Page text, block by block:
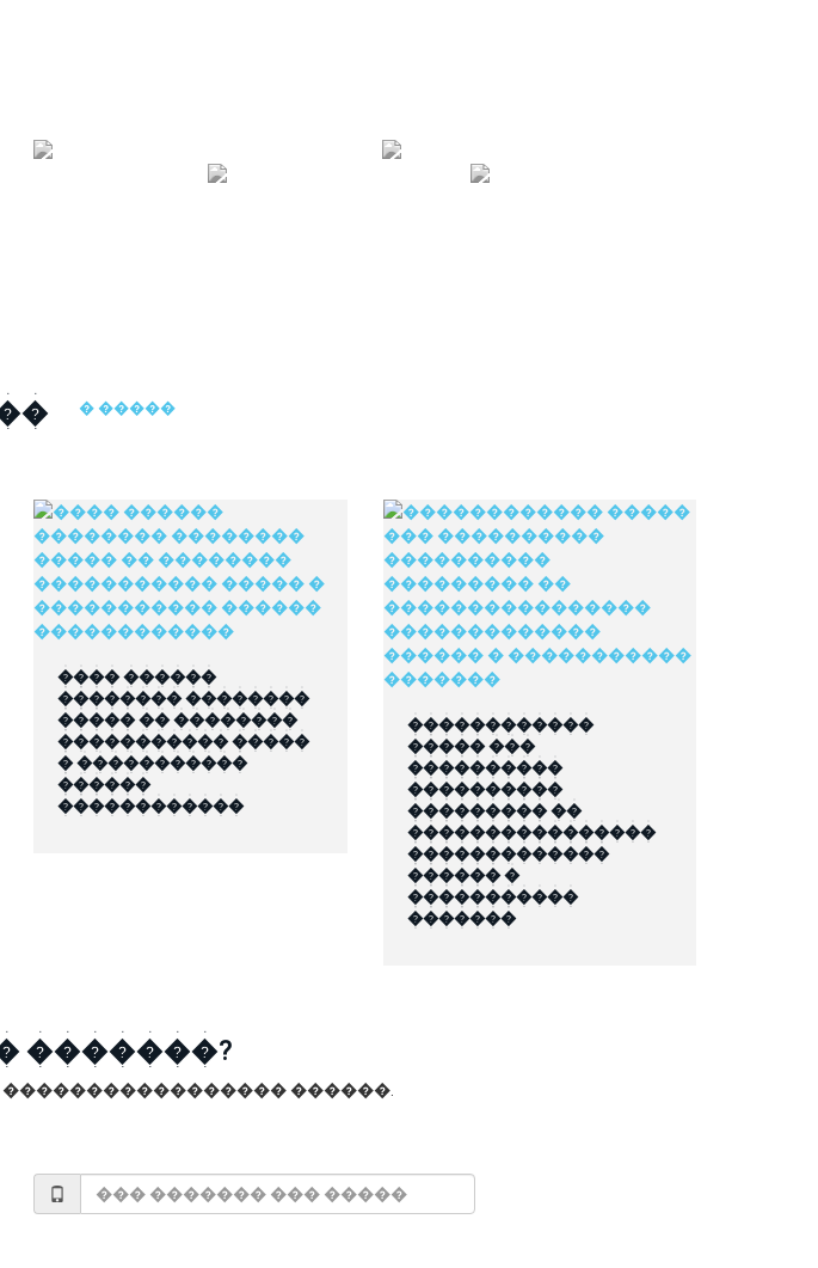
� �����
���� ������
�������� ��������
����� �� ��������
����������� �����
� �����������
������
������������
������������
����� ���
����������
����������
��������� ��
����������������
�������������
������ �
�����������
�������
�������?
������.